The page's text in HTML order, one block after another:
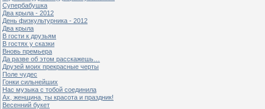
Супербабушка
Два крыла - 2012
День физкультурника - 2012
Два крыла
В гости к друзьям
В гостях у сказки
Вновь премьера
Да разве об этом расскажешь…
Друзей моих прекрасные черты
Поле чудес
Гонки сильнейших
Нас музыка с тобой соединила
Ах, женщина, ты красота и праздник!
Весенний букет